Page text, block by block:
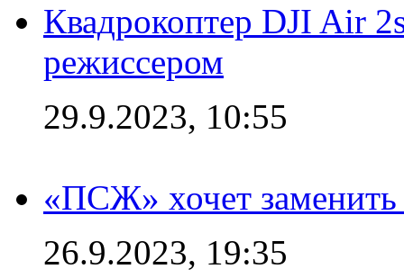
Квадрокоптер DJI Air
режиссером
29.9.2023, 10:55
«ПСЖ» хочет
26.9.2023, 19:35